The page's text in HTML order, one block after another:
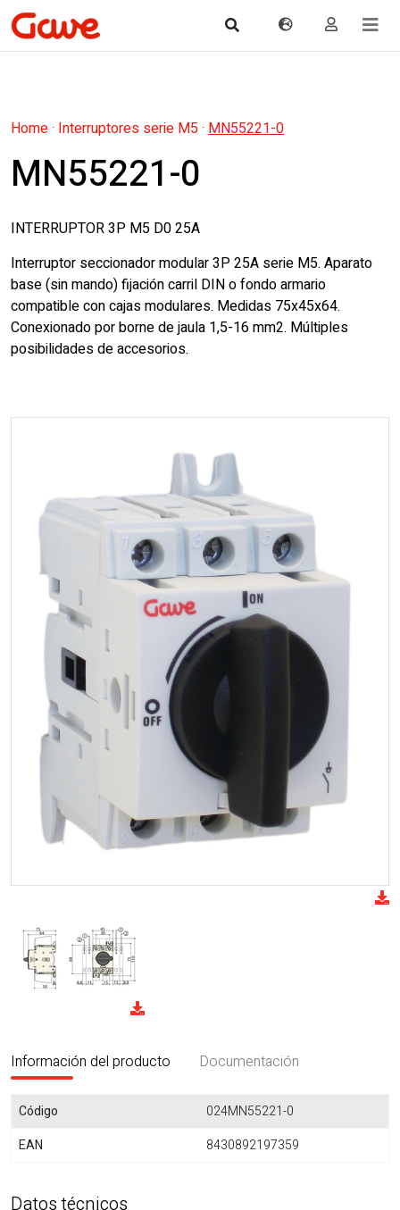
Home· Interruptores serie M5 · MN55221-0
MN55221-0
INTERRUPTOR 3P M5 D0 25A
Interruptor seccionador modular 3P 25A serie M5. Aparato
base (sin mando) fijación carril DIN o fondo armario
compatible con cajas modulares. Medidas 75x45x64.
Conexionado por borne de jaula 1,5-16 mm2. Múltiples
posibilidades de accesorios.
Información del producto Documentación
Código
024MN55221-0
EAN
8430892197359
Datos técnicos